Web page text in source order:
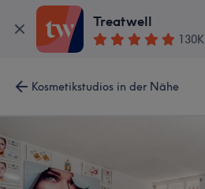
Treatwell
130K
Kosmetikstudios in der Nähe